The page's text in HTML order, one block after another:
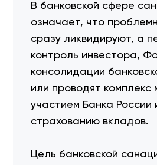
В банковской сфере
означает, что
сразу ликвидируют, а
контроль инвестора,
консолидации
или проводят комплекс
участием Банка России
страхованию вкладов.
Цель банковской